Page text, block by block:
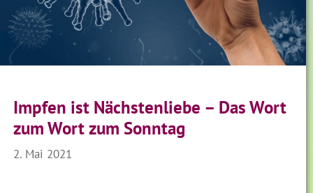
Impfen ist Nächstenliebe – Das Wort
zum Wort zum Sonntag
2. Mai 2021